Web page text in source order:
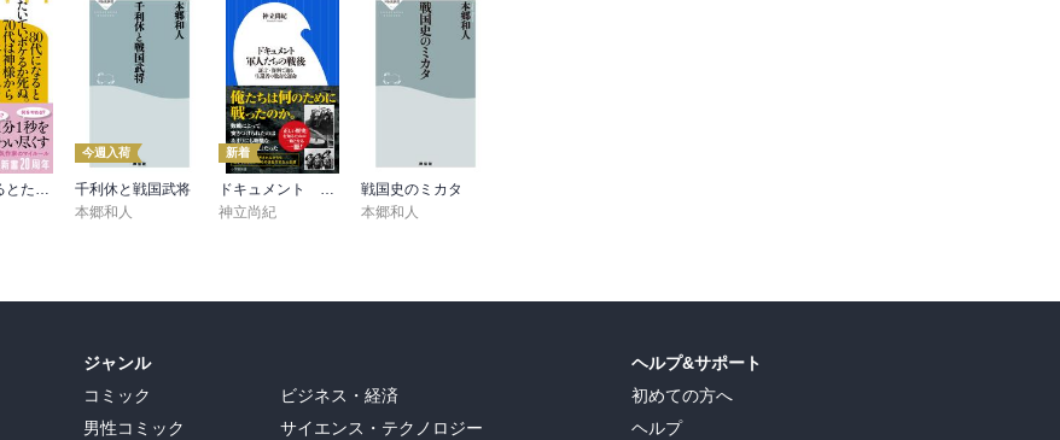
80代になるとたいていボケるか死ぬ。70代は神様から与えられた特別な時間
今週入荷
千利休と戦国武将
本郷和人
新着
ドキュメント 軍人たちの戦後 ～証言・資料で辿る生還者の数奇な運命～（小学館新書）
神立尚紀
戦国史のミカタ
本郷和人
ジャンル
コミック
男性コミック
ビジネス・経済
サイエンス・テクノロジー
ヘルプ&サポート
初めての方へ
ヘルプ